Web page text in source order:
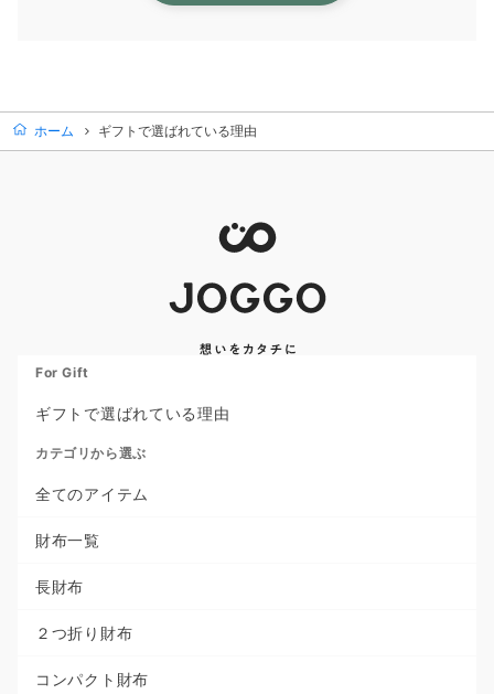
ホーム ギフトで選ばれている理由
For Gift
ギフトで選ばれている理由
カテゴリから選ぶ
全てのアイテム
財布一覧
長財布
２つ折り財布
コンパクト財布